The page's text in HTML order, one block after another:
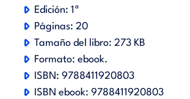
Edición: 1ª
Páginas: 20
Tamaño del libro: 273 KB
Formato: ebook.
ISBN: 9788411920803
ISBN ebook: 9788411920803